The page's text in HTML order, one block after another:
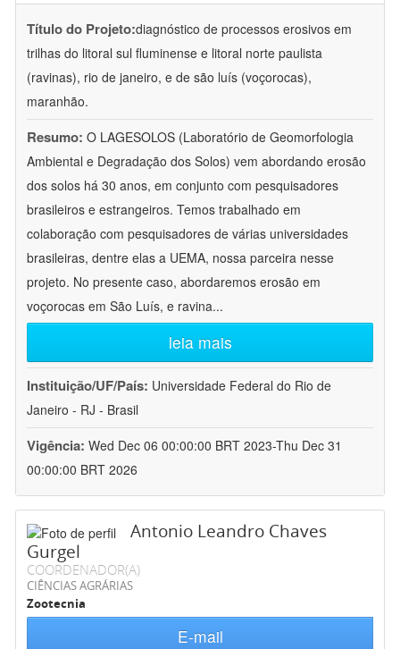
Título do Projeto:diagnóstico de processos erosivos em
trilhas do litoral sul fluminense e litoral norte paulista
(ravinas), rio de janeiro, e de são luís (voçorocas),
maranhão.
Resumo: O LAGESOLOS (Laboratório de Geomorfologia
Ambiental e Degradação dos Solos) vem abordando erosão
dos solos há 30 anos, em conjunto com pesquisadores
brasileiros e estrangeiros. Temos trabalhado em
colaboração com pesquisadores de várias universidades
brasileiras, dentre elas a UEMA, nossa parceira nesse
projeto. No presente caso, abordaremos erosão em
voçorocas em São Luís, e ravina...
leia mais
Instituição/UF/País: Universidade Federal do Rio de
Janeiro - RJ - Brasil
Vigência: Wed Dec 06 00:00:00 BRT 2023-Thu Dec 31
00:00:00 BRT 2026
Antonio Leandro Chaves
Gurgel
COORDENADOR(A)
CIÊNCIAS AGRÁRIAS
Zootecnia
E-mail